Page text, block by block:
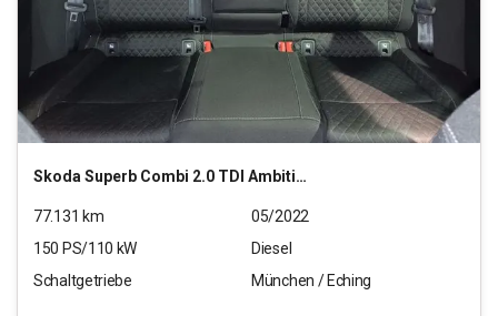
Skoda Superb Combi 2.0 TDI Ambition
77.131 km
05/2022
150 PS/110 kW
Diesel
Schaltgetriebe
München / Eching